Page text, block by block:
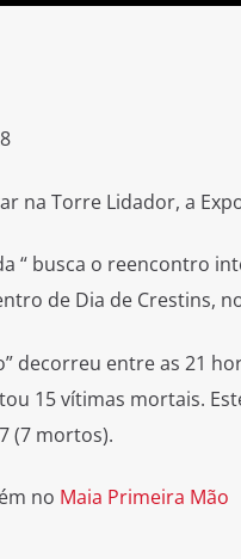
na Torre Lidador, a
“ busca o reencontro
de Dia de Crestins,
decorreu entre as 21
15 vítimas mortais.
(7 mortos).
no Maia Primeira Mão